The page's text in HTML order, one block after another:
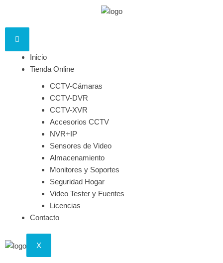
Inicio
Tienda Online
CCTV-Cámaras
CCTV-DVR
CCTV-XVR
Accesorios CCTV
NVR+IP
Sensores de Video
Almacenamiento
Monitores y Soportes
Seguridad Hogar
Video Tester y Fuentes
Licencias
Contacto
X